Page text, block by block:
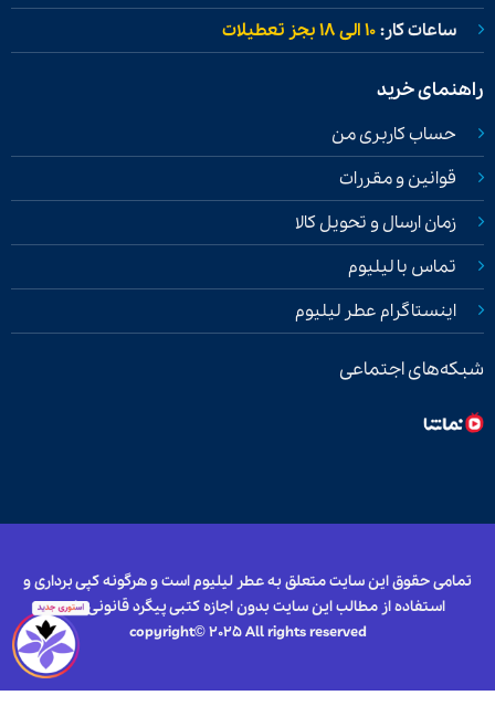
ساعات کار:۱۰ الی ۱۸ بجز تعطیلات
راهنمای خرید
حساب کاربری من
قوانین و مقررات
زمان ارسال و تحویل کالا
تماس با لیلیوم
اینستاگرام عطر لیلیوم
شبکه‌های اجتماعی
تمامی حقوق این سایت متعلق به عطر لیلیوم است و هرگونه کپی برداری و
استفاده از مطالب این سایت بدون اجازه کتبی پیگرد قانونی دارد.
copyright© 2025 All rights reserved